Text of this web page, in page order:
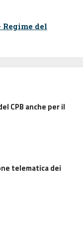
CPB anche per il
telematica dei